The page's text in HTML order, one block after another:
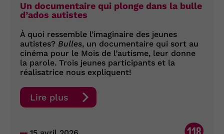
Un documentaire qui plonge dans la bulle
d’ados autistes
À quoi ressemble l’imaginaire des jeunes
autistes? Bulles, un documentaire qui sort au
cinéma pour le Mois de l’autisme, leur donne
la parole. Trois jeunes participants et la
réalisatrice nous expliquent!
Lire plus